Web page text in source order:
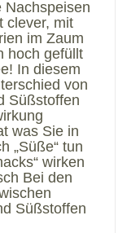
Nachspeisen
clever, mit
im Zaum
hoch gefüllt
In diesem
von
Süßstoffen
was Sie in
„Süße“ tun
wirken
Bei den
Süßstoffen